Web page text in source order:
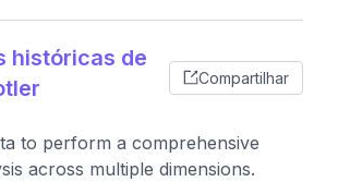
históricas de
Compartilhar
to perform a comprehensive
across multiple dimensions.